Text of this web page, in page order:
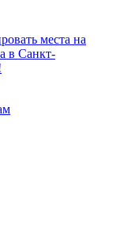
места на
в Санкт-